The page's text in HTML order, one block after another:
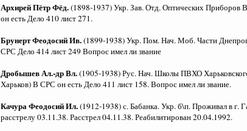
Архирей Пётр Фёд.(1898-1937) Укр. Зав. Отд. Оптических Приборов
он есть Дело 410 лист 271.
Брунерт Феодосий Ив.(1899-1938) Укр. Пом. Нач. Моб. Части
СРС Дело 414 лист 249 Вопрос имел ли звание
Дробышев Ал.-др Вл.(1905-1938) Рус. Нач. Школы ПВХО
Харьков) В СРС он есть Дело 411 лист 158. Вопрос имел ли звание.
Качура Феодосий Ил.(1912-1938) с. Бабанка. Укр. б\п. Проживал в
расстрелу 03.11.38. Расстрел 04.11.38. Реабилитирован 20.04.1992.